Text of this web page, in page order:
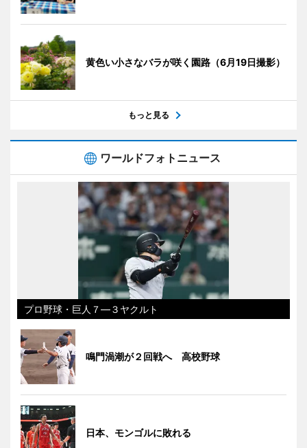
黄色い小さなバラが咲く園路（6月19日撮影）
もっと見る
ワールドフォトニュース
プロ野球・巨人７―３ヤクルト
鳴門渦潮が２回戦へ 高校野球
日本、モンゴルに敗れる